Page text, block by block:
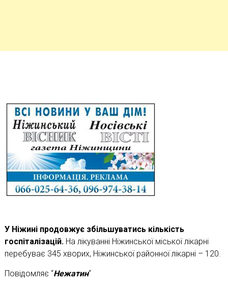
У Ніжині продовжує збільшуватись кількість
госпіталізацій. На лікуванні Ніжинської міської лікарні
перебуває 345 хворих, Ніжинської районної лікарні – 120.
Повідомляє “Нежатин“